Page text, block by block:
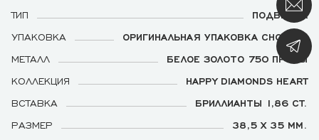
ТИП
ПОДВЕСКА
УПАКОВКА
ОРИГИНАЛЬНАЯ УПАКОВКА CHOPARD
МЕТАЛЛ
БЕЛОЕ ЗОЛОТО 750 ПРОБЫ
КОЛЛЕКЦИЯ
HAPPY DIAMONDS HEART
ВСТАВКА
БРИЛЛИАНТЫ 1,86 CT.
РАЗМЕР
38,5 Х 35 ММ.